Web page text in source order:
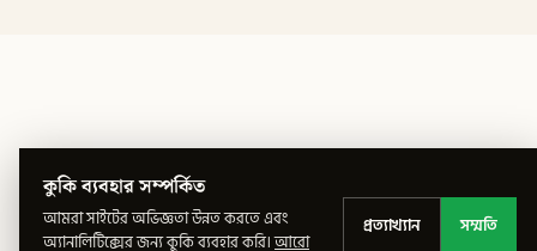
কুকি ব্যবহার সম্পর্কিত
আমরা সাইটের অভিজ্ঞতা উন্নত করতে এবং
অ্যানালিটিক্সের জন্য কুকি ব্যবহার করি।আরো
প্রত্যাখ্যান সম্মতি